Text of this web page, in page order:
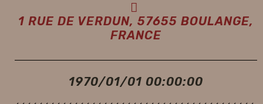
1 RUE DE VERDUN, 57655 BOULANGE,
FRANCE
1970/01/01 00:00:00